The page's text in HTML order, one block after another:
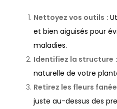
Nettoyez vos outils :
et bien aiguisés pour
maladies.
Identifiez la structure
naturelle de votre
Retirez les fleurs
juste au-dessus des